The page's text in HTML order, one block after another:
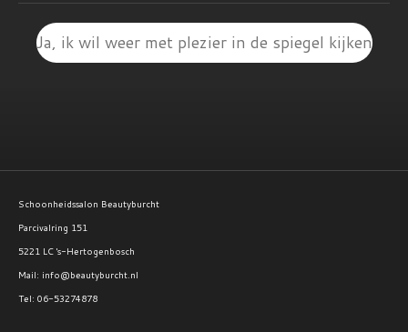
Ja, ik wil weer met plezier in de spiegel kijken
Schoonheidssalon Beautyburcht
Parcivalring 151
5221 LC 's-Hertogenbosch
Mail: info@beautyburcht.nl
Tel: 06-53274878